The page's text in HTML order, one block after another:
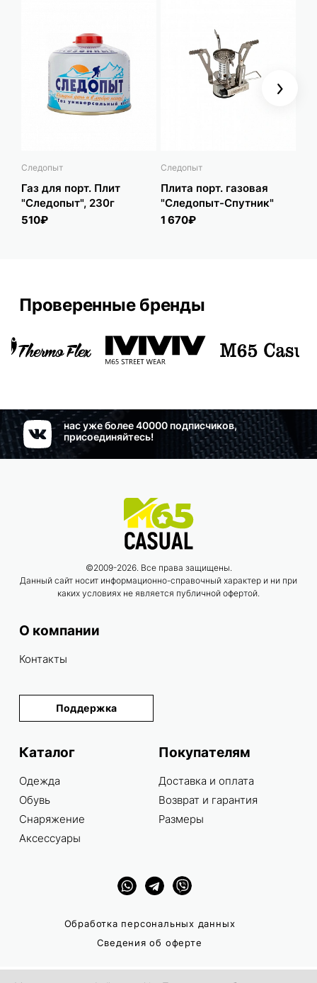
Следопыт
Газ для порт. Плит
"Следопыт", 230г
510₽
Следопыт
Плита порт. газовая
"Следопыт-Спутник"
1 670₽
Next
Проверенные бренды
нас уже более 40000 подписчиков,
присоединяйтесь!
©2009-2026. Все права защищены.
Данный сайт носит информационно-справочный характер и ни при
каких условиях не является публичной офертой.
О компании
Контакты
Поддержка
Каталог
Одежда
Обувь
Снаряжение
Аксессуары
Покупателям
Доставка и оплата
Возврат и гарантия
Размеры
Обработка персональных данных
Сведения об оферте